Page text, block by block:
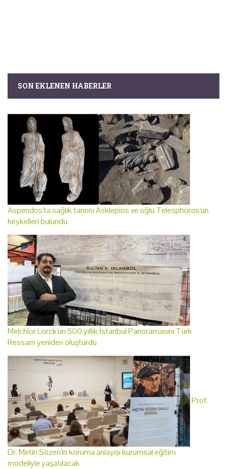
SON EKLENEN HABERLER
Aspendos'ta sağlık tanrısı Asklepios ve oğlu Telesphoros'un
heykelleri bulundu
Melchior Lorck'un 500 yıllık İstanbul Panoramasını Türk
Ressam yeniden oluşturdu
Prof.
Dr. Metin Sözen'in koruma anlayışı kurumsal eğitim
modeliyle yaşatılacak